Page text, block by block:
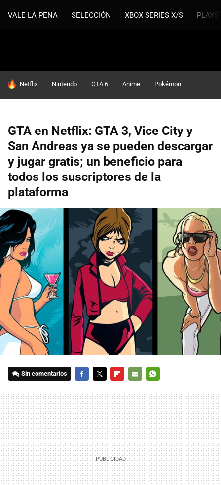
VALE LA PENA SELECCIÓN XBOX SERIES X/S
HOY SE HABLA DE
Netflix Nintendo GTA 6 Anime Pokémon
GTA en Netflix: GTA 3, Vice City y
San Andreas ya se pueden descargar
y jugar gratis; un beneficio para
todos los suscriptores de la
plataforma
Sin comentarios
MAIL